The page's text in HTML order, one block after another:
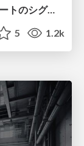
ときめかないミーティングはアップデートのシグナル #scrumosaka
5 1.2k